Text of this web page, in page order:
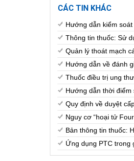
CÁC TIN KHÁC
Hướng dẫn kiểm
Thông tin thuốc: Sử
Quản lý thoát mạch
Hướng dẫn về đánh
Thuốc điều trị ung
Hướng dẫn thời
Quy định về duyệt
Nguy cơ “hoại tử
Bản thông tin thuốc:
Ứng dụng PTC trong